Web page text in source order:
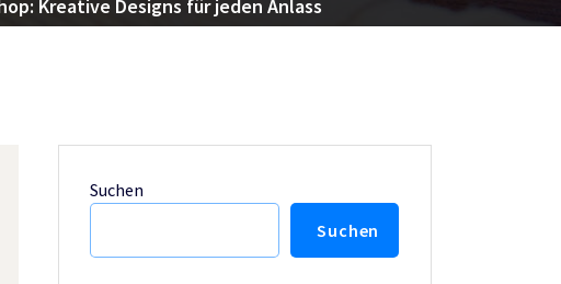
Kreative Designs für jeden Anlass
Suchen
Suchen